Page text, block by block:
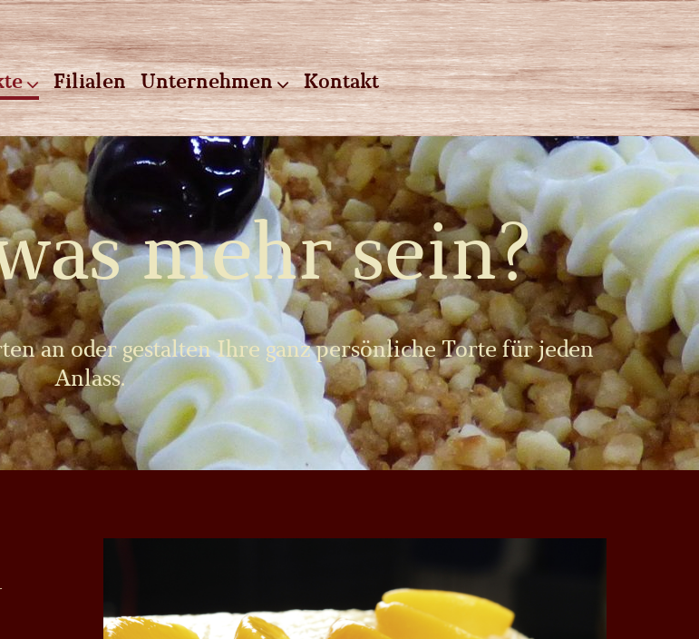
Filialen Unternehmen Kontakt
mehr sein?
an oder gestalten Ihre ganz persönliche Torte für jeden
Anlass.